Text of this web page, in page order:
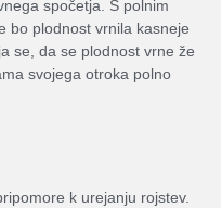
spočetja. S polnim
bo plodnost vrnila kasneje
se, da se plodnost vrne že
svojega otroka polno
k urejanju rojstev.